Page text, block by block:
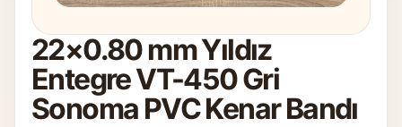
22×0.80 mm Yıldız
Entegre VT-450 Gri
Sonoma PVC Kenar Bandı